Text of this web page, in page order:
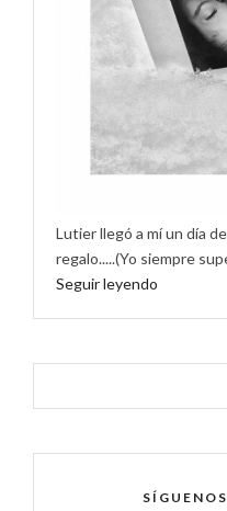
Lutier llegó a mí un día
regalo.....(Yo siempre
Seguir leyendo